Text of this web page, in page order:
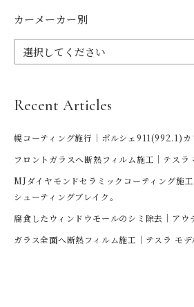
カーメーカー別
Recent Articles
幌コーティング施行｜ポルシェ911(992.1)カ
フロントガラスへ断熱フィルム施工｜テスラ
MJダイヤモンドセラミックコーティング施
シューティングブレイク。
腐食したウィンドウモールのシミ除去｜アウ
ガラス全面へ断熱フィルム施工｜テスラ モデ